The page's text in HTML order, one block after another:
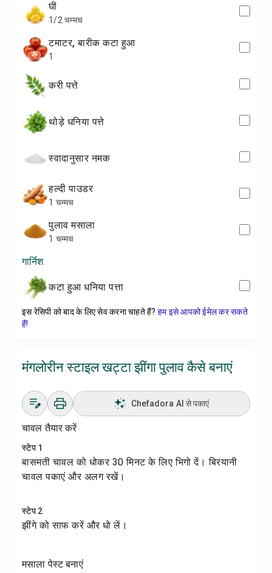
घी
1/2 चम्मच
टमाटर, बारीक कटा हुआ
1
करी पत्ते
थोड़े धनिया पत्ते
स्वादानुसार नमक
हल्दी पाउडर
1 चम्मच
पुलाव मसाला
1 चम्मच
गार्निश
कटा हुआ धनिया पत्ता
इस रेसिपी को बाद के लिए सेव करना चाहते हैं? हम इसे आपको ईमेल कर सकते
हैं!
मंगलोरीन स्टाइल खट्टा झींगा पुलाव कैसे बनाएं
Chefadora AI से पकाएं
चावल तैयार करें
स्टेप 1
बासमती चावल को धोकर 30 मिनट के लिए भिगो दें।बिरयानी
चावल पकाएं और अलग रखें।
स्टेप 2
झींगे को साफ करें और धो लें।
मसाला पेस्ट बनाएं